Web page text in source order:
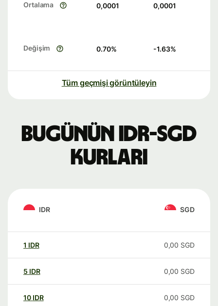
Ortalama 0,0001 0,0001
Değişim 0.70% -1.63%
Tüm geçmişi görüntüleyin
Bugünün IDR-SGD
kurları
IDR SGD
1 IDR 0,00 SGD
5 IDR 0,00 SGD
10 IDR 0,00 SGD